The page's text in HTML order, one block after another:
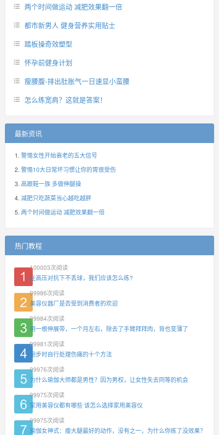
两个时间做运动 减肥效果翻一倍
都市新男人 健身营养实用贴士
踏板操奇效塑型
怀孕前健身计划
瘦腰腹-排出肚胀气一日速显小蛮腰
怎么练宽肩？这就是答案！
最新资讯
警惕女性开始衰老的五大信号
警惕10大日常坏习惯让你的胃很受伤
高跟鞋一族 多做伸腿操
减肥只吃蔬菜当心越吃越胖
两个时间做运动 减肥效果翻一倍
热门教程
100003次阅读
在高压对抗下不丢球，我们应该怎么练?
99986次阅读
美容仪器厂是否受到消费者的欢迎
99984次阅读
用一根伸展带，一个月左右，除去了手臂拜拜肉，背也变薄了
99981 次阅读
跑步时自行处理伤痛的十个方法
99976次阅读
为什么瑜伽大师都是男性？因为男权，让女性失去同等的机会
99975次阅读
家用美容仪都有哪些 该怎么选择家用美容仪
99975次阅读
瑜伽女神式：瘦大腿最好的动作，没有之一，为什么你练了没效果？